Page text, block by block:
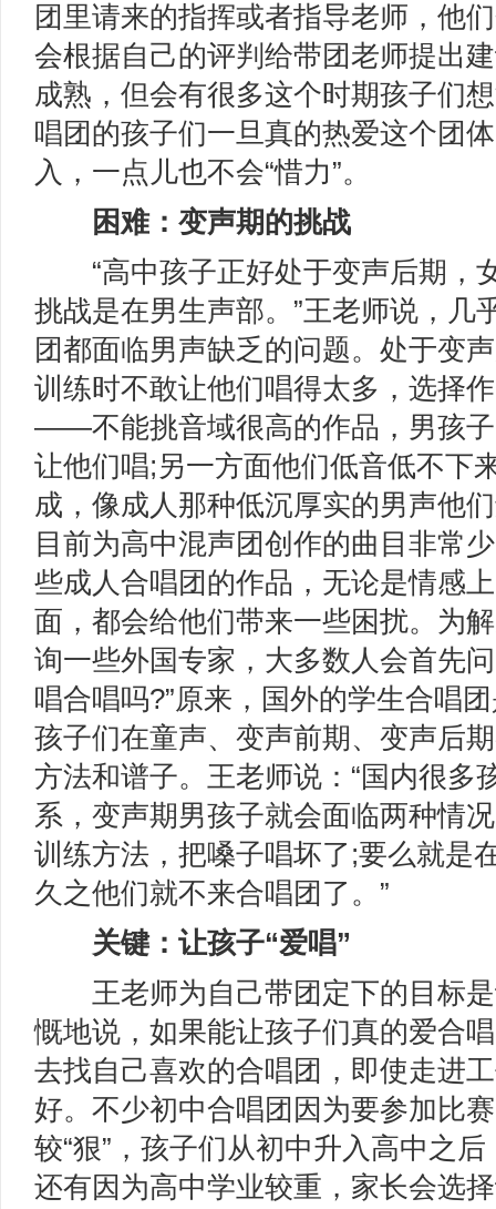
团里请来的指挥或者指导老师，他
会根据自己的评判给带团老师提出
成熟，但会有很多这个时期孩子们
唱团的孩子们一旦真的热爱这个团
入，一点儿也不会“惜力”。
困难：变声期的挑战
“高中孩子正好处于变声后期，
挑战是在男生声部。”王老师说，几
团都面临男声缺乏的问题。处于变
训练时不敢让他们唱得太多，选择
——不能挑音域很高的作品，男孩
让他们唱;另一方面他们低音低不下
成，像成人那种低沉厚实的男声他
目前为高中混声团创作的曲目非常
些成人合唱团的作品，无论是情感
面，都会给他们带来一些困扰。为
询一些外国专家，大多数人会首先
唱合唱吗?”原来，国外的学生合唱
孩子们在童声、变声前期、变声后
方法和谱子。王老师说：“国内很多
系，变声期男孩子就会面临两种情
训练方法，把嗓子唱坏了;要么就是
久之他们就不来合唱团了。”
关键：让孩子“爱唱”
王老师为自己带团定下的目标是
慨地说，如果能让孩子们真的爱合
去找自己喜欢的合唱团，即使走进
好。不少初中合唱团因为要参加比
较“狠”，孩子们从初中升入高中之
还有因为高中学业较重，家长会选